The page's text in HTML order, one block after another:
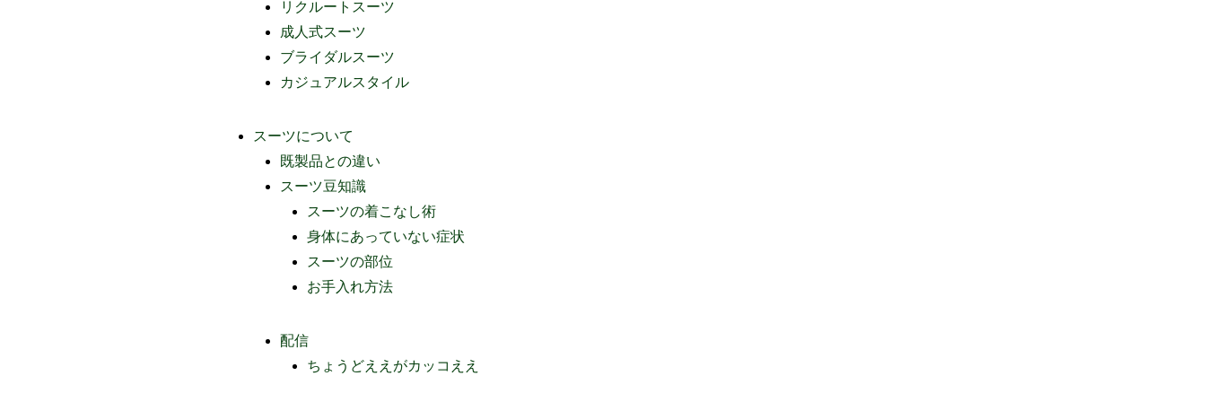
リクルートスーツ
成人式スーツ
ブライダルスーツ
カジュアルスタイル
スーツについて
既製品との違い
スーツ豆知識
スーツの着こなし術
身体にあっていない症状
スーツの部位
お手入れ方法
配信
ちょうどええがカッコええ